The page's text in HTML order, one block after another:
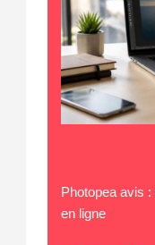
Photopea avis
en ligne